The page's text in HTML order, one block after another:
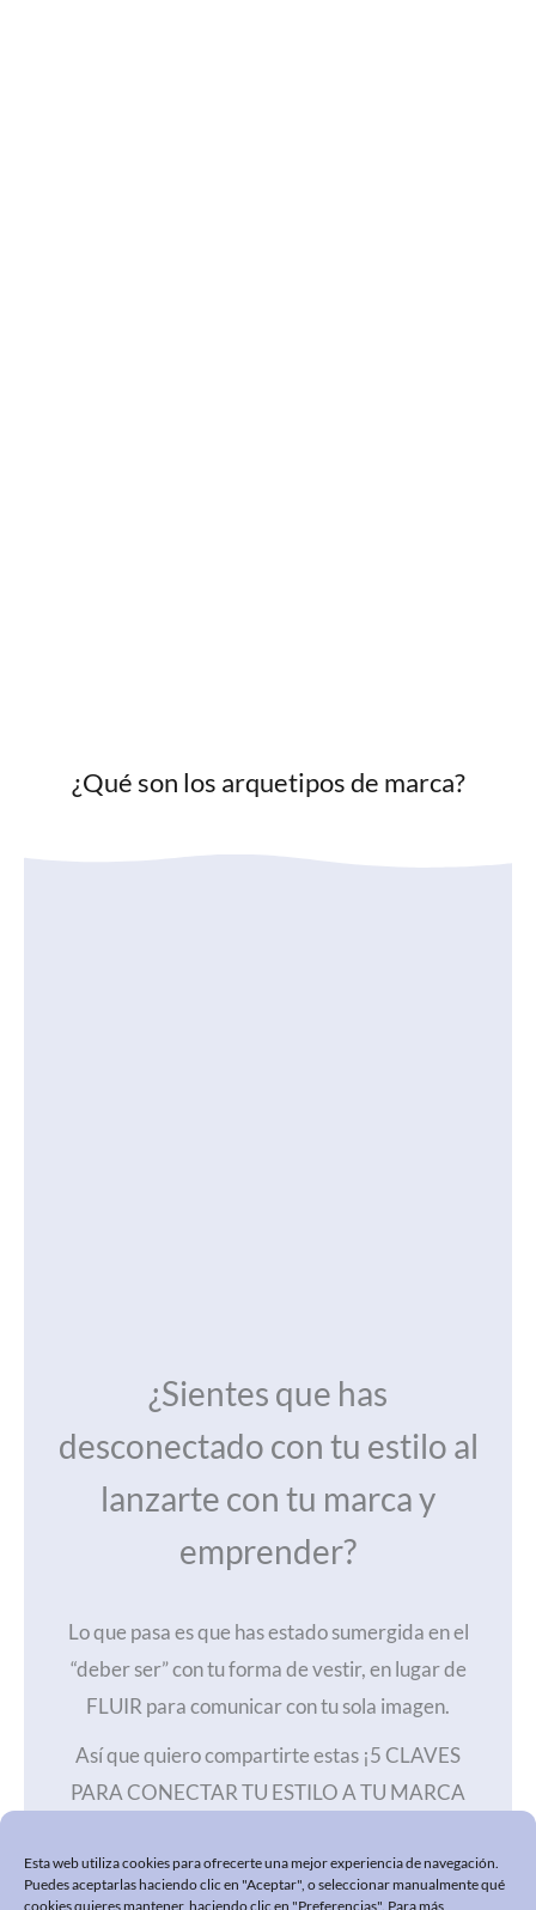
Esta web utiliza cookies para ofrecerte una mejor experiencia de navegación.
Puedes aceptarlas haciendo clic en "Aceptar", o seleccionar manualmente qué
cookies quieres mantener, haciendo clic en "Preferencias". Para más
¿Qué son los arquetipos de marca?
¿Sientes que has
desconectado con tu estilo al
lanzarte con tu marca y
emprender?
Lo que pasa es que has estado sumergida en el
“deber ser” con tu forma de vestir, en lugar de
FLUIR para comunicar con tu sola imagen.
Así que quiero compartirte estas ¡5 CLAVES
PARA CONECTAR TU ESTILO A TU MARCA